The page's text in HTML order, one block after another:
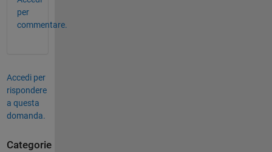
per
commentare.
Accedi per
rispondere
a questa
domanda.
Categorie